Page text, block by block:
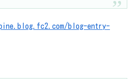
blog-entry-